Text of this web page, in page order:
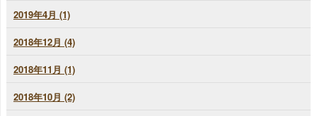
2019年4月 (1)
2018年12月 (4)
2018年11月 (1)
2018年10月 (2)